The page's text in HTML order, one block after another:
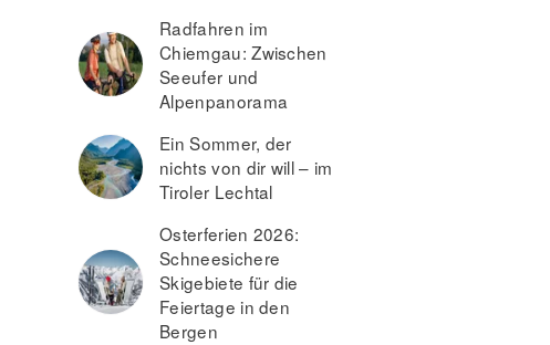
Radfahren im
Chiemgau: Zwischen
Seeufer und
Alpenpanorama
Ein Sommer, der
nichts von dir will – im
Tiroler Lechtal
Osterferien 2026:
Schneesichere
Skigebiete für die
Feiertage in den
Bergen